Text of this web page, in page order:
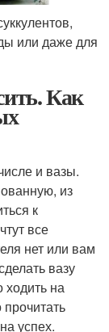
или даже для
Как
и вазы.
из
к
все
нет или вам
вазу
ходить на
успех.